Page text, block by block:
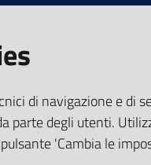
di navigazione e di
parte degli utenti.
'Cambia le